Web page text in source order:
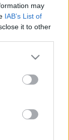
may
IAB’s List of
it to other
more Google
may click to
tags to
below Google
melyet egy
nyelv
tavaszi
nyelv
férfias